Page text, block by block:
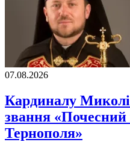
07.08.2026
Кардиналу
звання «Почесний
Тернополя»